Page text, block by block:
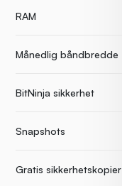
RAM
Månedlig båndbredde
BitNinja sikkerhet
Snapshots
Gratis sikkerhetskopier